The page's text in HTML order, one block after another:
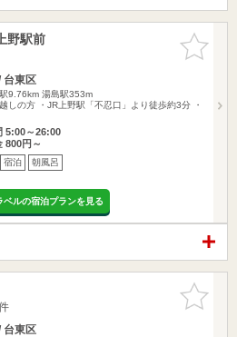
お気に入
りに追加
野駅前
台東区
9.76km 湯島駅353m
しの方 ・JR上野駅「不忍口」より徒歩約3分 ・
5:00～26:00
800円～
宿泊 朝風呂
ベルの宿泊プランを見る
お気に入
りに追加
台東区